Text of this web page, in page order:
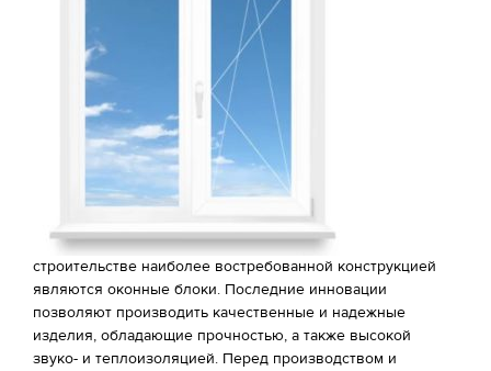
строительстве наиболее востребованной конструкцией
являются оконные блоки. Последние инновации
позволяют производить качественные и надежные
изделия, обладающие прочностью, а также высокой
звуко- и теплоизоляцией. Перед производством и